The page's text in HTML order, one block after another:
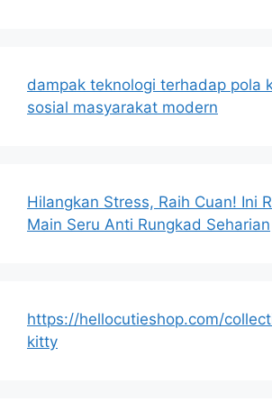
dampak teknologi terhadap pola
sosial masyarakat modern
Hilangkan Stress, Raih Cuan! Ini
Main Seru Anti Rungkad Seharian
https://hellocutieshop.com/
kitty